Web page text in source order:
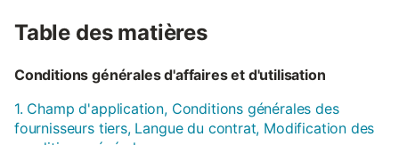
Table des matières
Conditions générales d'affaires et d'utilisation
1. Champ d'application, Conditions générales des
fournisseurs tiers, Langue du contrat, Modification des